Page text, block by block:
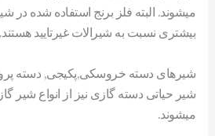
میشوند. البته فلز برنج استفاده شده در
بیشتری نسبت به شیرالات غیرتایید هستند.
شیرهای دسته خروسکی,پکیجی, دسته
شیر حیاتی دسته گازی نیز از انواع شیر
میشوند.